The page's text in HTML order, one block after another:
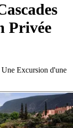
Privée
Excursion d'une